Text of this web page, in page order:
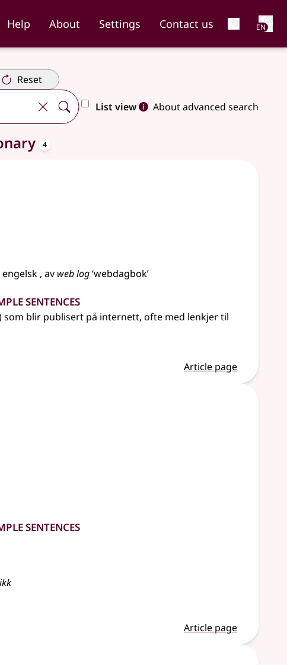
Help About Settings Contact us EN
Reset
List view
About advanced search
4
engelsk , av web log‘webdagbok’
Sentences
som blir publisert på internett, ofte med lenkjer til
Article page
Sentences
Article page